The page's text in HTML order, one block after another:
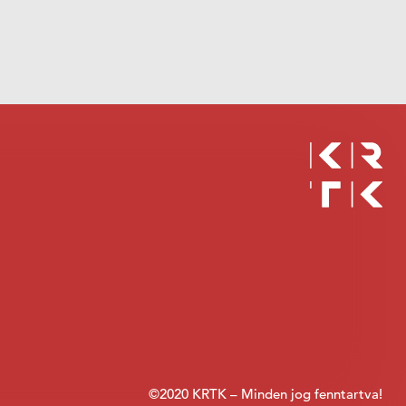
©2020 KRTK – Minden jog fenntartva!